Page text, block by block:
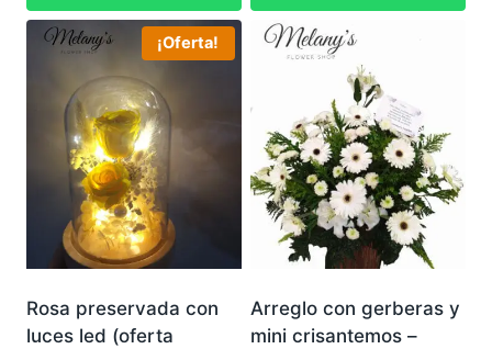
¡Oferta!
Rosa preservada con
luces led (oferta
Arreglo con gerberas y
mini crisantemos –